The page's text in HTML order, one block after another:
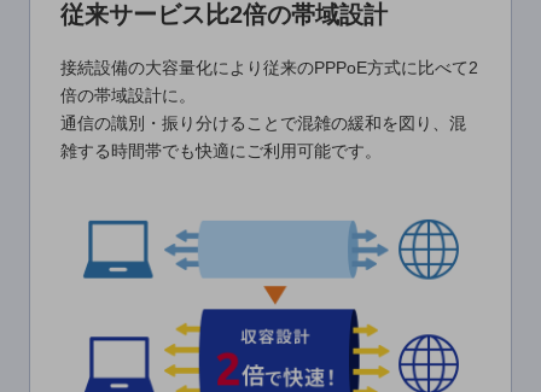
ドコモケータイ
5G対応ホームルーター
通信モジュール製品
衛星携帯電話
ドコモBiz データ無制限 ドコモ MAX ドコモ mini ドコモBiz かけ放題
ケータイプラン
5Gデータプラス
従来サービス比2倍の帯域設計
接続設備の大容量化により従来のPPPoE方式に比べて2
倍の帯域設計に。
通信の識別・振り分けることで混雑の緩和を図り、混
雑する時間帯でも快適にご利用可能です。